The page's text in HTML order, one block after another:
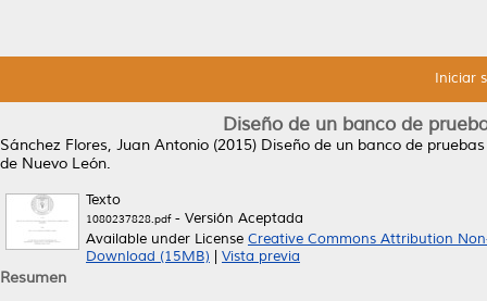
Iniciar
Diseño de un banco de
Sánchez Flores, Juan Antonio (2015) Diseño de un banco de
de Nuevo León.
Texto
1080237828.pdf- Versión Aceptada
Available under License Creative Commons Attribution
Download (15MB)
Vista previa
Resumen